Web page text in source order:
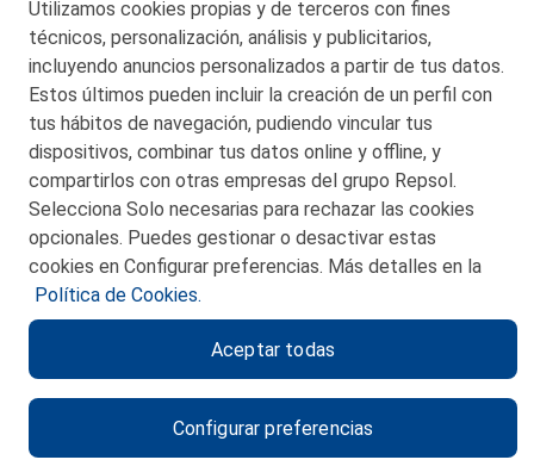
© 2026 Petronor S.A.
CONTACTO
MAPA WEB
POLITICA DE PRIVACIDAD
POLITICA DE COOKIES
CANAL DE ÉTICA
Utilizamos cookies propias y de terceros con fines
técnicos, personalización, análisis y publicitarios,
incluyendo anuncios personalizados a partir de tus datos.
Estos últimos pueden incluir la creación de un perfil con
tus hábitos de navegación, pudiendo vincular tus
dispositivos, combinar tus datos online y offline, y
compartirlos con otras empresas del grupo Repsol.
Selecciona Solo necesarias para rechazar las cookies
opcionales. Puedes gestionar o desactivar estas
cookies en Configurar preferencias. Más detalles en la
Política de Cookies.
Configurar preferencias
Aceptar todas